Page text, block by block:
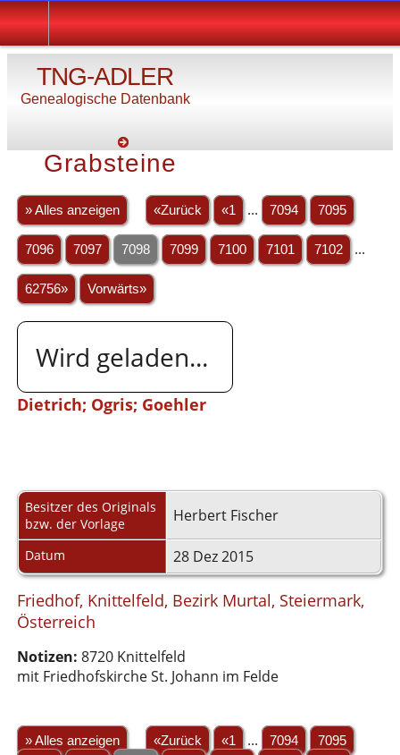
TNG-ADLER
Genealogische Datenbank
Grabsteine
» Alles anzeigen «Zurück «1 ... 7094 7095
7096 7097 7098 7099 7100 7101 7102 ...
62756» Vorwärts»
Wird geladen...
Dietrich; Ogris; Goehler
Besitzer des Originals
bzw. der Vorlage
Herbert Fischer
Datum 28 Dez 2015
Friedhof, Knittelfeld, Bezirk Murtal, Steiermark,
Österreich
Notizen: 8720 Knittelfeld
mit Friedhofskirche St. Johann im Felde
» Alles anzeigen «Zurück «1 ... 7094
7095